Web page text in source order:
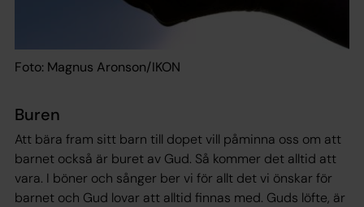
Foto: Magnus Aronson/IKON
Buren
Att bära fram sitt barn till dopet vill påminna oss om att
barnet också är buret av Gud. Så kommer det alltid att
vara. I böner och sånger ber vi för allt det vi önskar för
barnet och Gud lovar att alltid finnas med. Guds löfte, är